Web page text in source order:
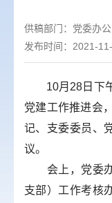
供稿部门： 党委办
发布时间：2021-
10月28日下午
党建工作推进会
记、支委委员、
议。
会上，党委办
支部）工作考核